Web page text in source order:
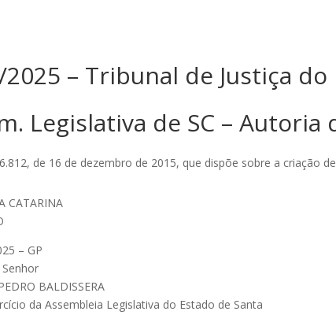
2025 – Tribunal de Justiça do
Legislativa de SC –
de 16 de dezembro de 2015, que dispõe sobre a criação
CATARINA
– GP
BALDISSERA
da Assembleia Legislativa do Estado de Santa